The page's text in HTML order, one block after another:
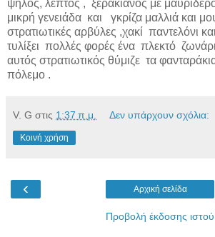
ψηλός, λεπτός , ξερακιανός με
μικρή γενειάδα και γκρίζα μαλλιά και
στρατιωτικές αρβύλες ,χακί παντελόνι
τυλίξει πολλές φορές ένα πλεκτό ζωνάρι
αυτός στρατιωτικός θύμιζε τα
πόλεμο .
V. G στις 1:37 π.μ. Δεν υπάρχουν σχόλια:
Κοινή χρήση
‹ Αρχική σελίδα
Προβολή έκδοσης ιστού